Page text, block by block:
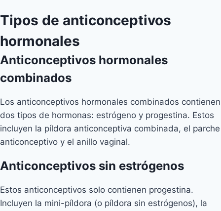
Tipos de anticonceptivos
hormonales
Anticonceptivos hormonales
combinados
Los anticonceptivos hormonales combinados contienen
dos tipos de hormonas: estrógeno y progestina. Estos
incluyen la píldora anticonceptiva combinada, el parche
anticonceptivo y el anillo vaginal.
Anticonceptivos sin estrógenos
Estos anticonceptivos solo contienen progestina.
Incluyen la mini-píldora (o píldora sin estrógenos), la